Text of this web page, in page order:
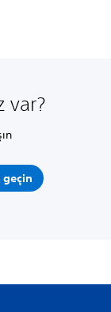
var?
geçin